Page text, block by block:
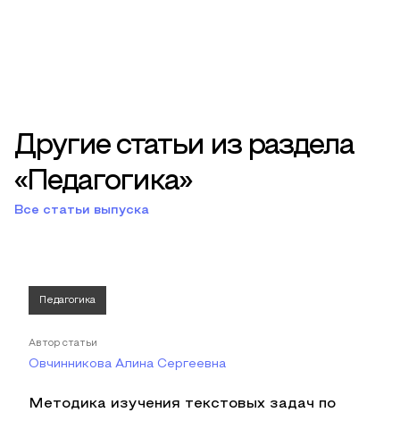
Другие статьи из раздела
«Педагогика»
Все статьи выпуска
Педагогика
Автор статьи
Овчинникова Алина Сергеевна
Методика изучения текстовых задач по